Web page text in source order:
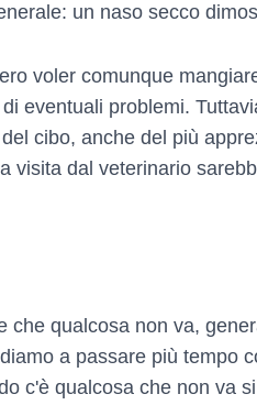
un naso secco
voler comunque
eventuali problemi.
cibo, anche del più
visita dal veterinario
qualcosa non va,
a passare più tempo
c'è qualcosa che non va